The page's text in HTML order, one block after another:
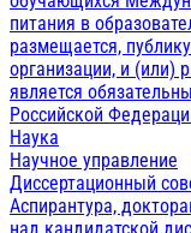
питания в
размещается,
организации, и (или)
является
Российской
Наука
Научное управление
Диссертационный
Аспирантура,